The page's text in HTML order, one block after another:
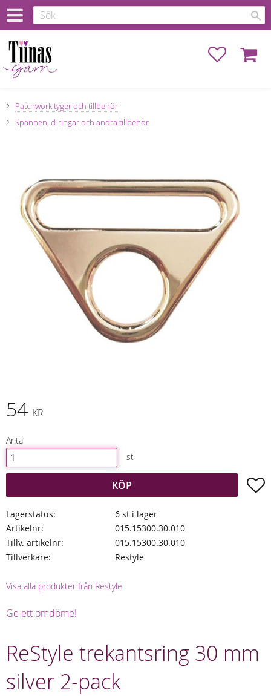
Favoriter
Patchwork tyger och tillbehör
Spännen, d-ringar och andra tillbehör
54 KR
Antal
st
KÖP
Lagerstatus
6 st i lager
Artikelnr
015.15300.30.010
Tillv. artikelnr
015.15300.30.010
Tillverkare
Restyle
Visa alla produkter från Restyle
Ge ett omdöme!
ReStyle trekantsring 30 mm
silver 2-pack